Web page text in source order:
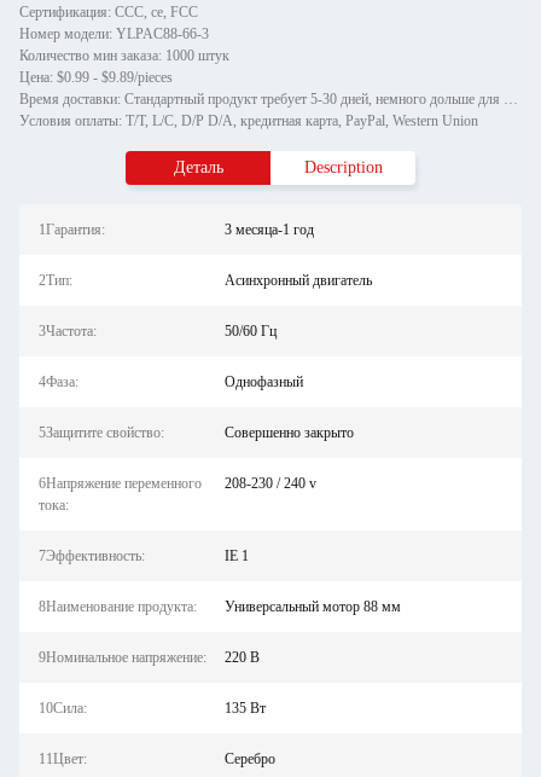
Сертификация: CCC, ce, FCC
Номер модели: YLPAC88-66-3
Количество мин заказа: 1000 штук
Цена: $0.99 - $9.89/pieces
Время доставки: Стандартный продукт требует 5-30 дней, немного дольше для индивидуальных продуктов.
Условия оплаты: T/T, L/C, D/P D/A, кредитная карта, PayPal, Western Union
Деталь Description
1Гарантия: 3 месяца-1 год
2Тип: Асинхронный двигатель
3Частота: 50/60 Гц
4Фаза: Однофазный
5Защитите свойство: Совершенно закрыто
6Напряжение переменного
тока:
208-230 / 240 v
7Эффективность: IE 1
8Наименование продукта: Универсальный мотор 88 мм
9Номинальное напряжение: 220 В
10Сила: 135 Вт
11Цвет: Серебро